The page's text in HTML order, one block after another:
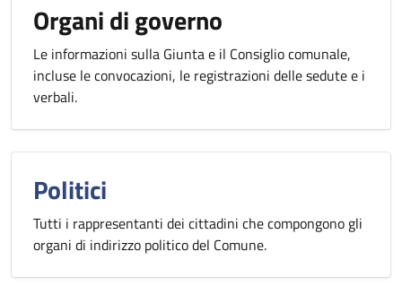
Organi di governo
Le informazioni sulla Giunta e il Consiglio comunale,
incluse le convocazioni, le registrazioni delle sedute e i
verbali.
Politici
Tutti i rappresentanti dei cittadini che compongono gli
organi di indirizzo politico del Comune.